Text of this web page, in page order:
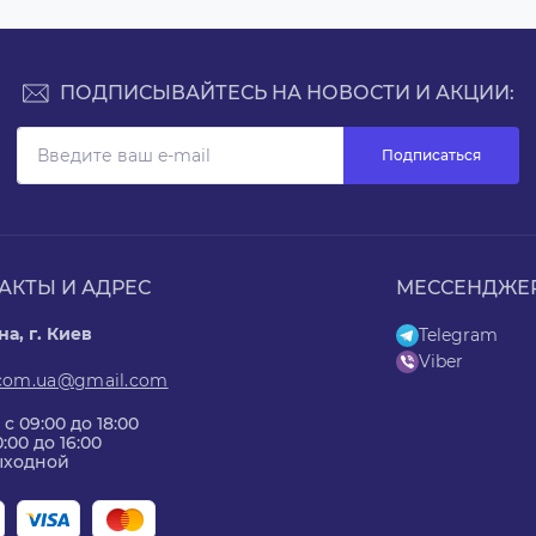
ПОДПИСЫВАЙТЕСЬ НА НОВОСТИ И АКЦИИ:
Подписаться
И АДРЕС
г. Киев
09:00 до 18:00
до 16:00
Telegram
Viber